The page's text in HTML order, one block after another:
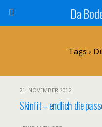
Da
Tags ›
21. NOVEMBER 2012
Skinfit – endlich die